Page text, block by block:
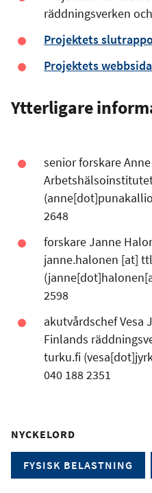
räddningsverken
Projektets
Projektets webbsida
Ytterligare
senior forskare
2648
forskare Janne
janne.halonen [at]
2598
akutvårdschef Vesa
Finlands
turku.fi
040 188 2351
NYCKELORD
FYSISK BELASTNING